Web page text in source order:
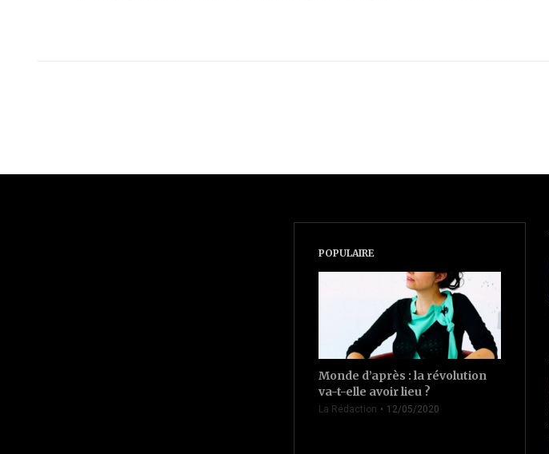
POPULAIRE
Monde d’après : la révolution
va-t-elle avoir lieu ?
La Rédaction 12/05/2020